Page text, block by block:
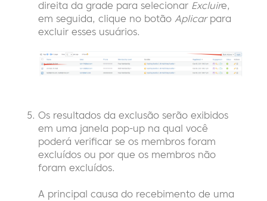
direita da grade para selecionar Excluire,
em seguida, clique no botão Aplicar para
excluir esses usuários.
Os resultados da exclusão serão exibidos
em uma janela pop-up na qual você
poderá verificar se os membros foram
excluídos ou por que os membros não
foram excluídos.
A principal causa do recebimento de uma